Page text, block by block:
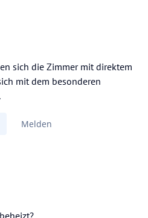
sich die Zimmer mit direktem
mit dem besonderen
Melden